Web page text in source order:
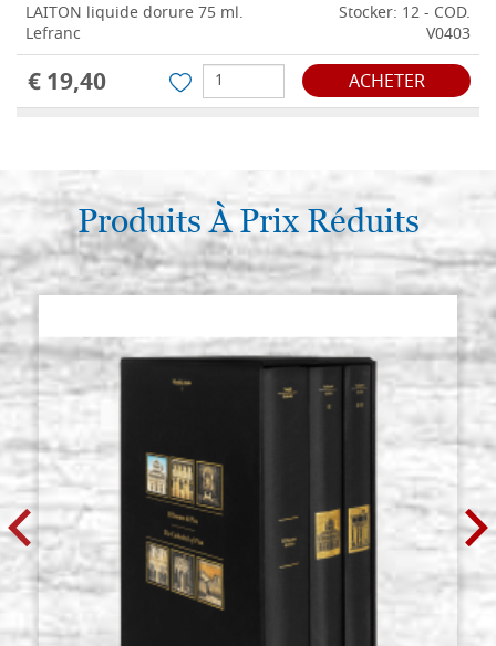
LAITON liquide dorure 75 ml.
Lefranc
Stocker: 12 - COD.
V0403
€ 19,40 ACHETER
€ 19,80 ACHETER
Dorure liquide, OR ANTIQUE 75
ml. Lefranc
Stocker: 9 - COD.
V0461
€ 19,40
Produits À Prix Réduits